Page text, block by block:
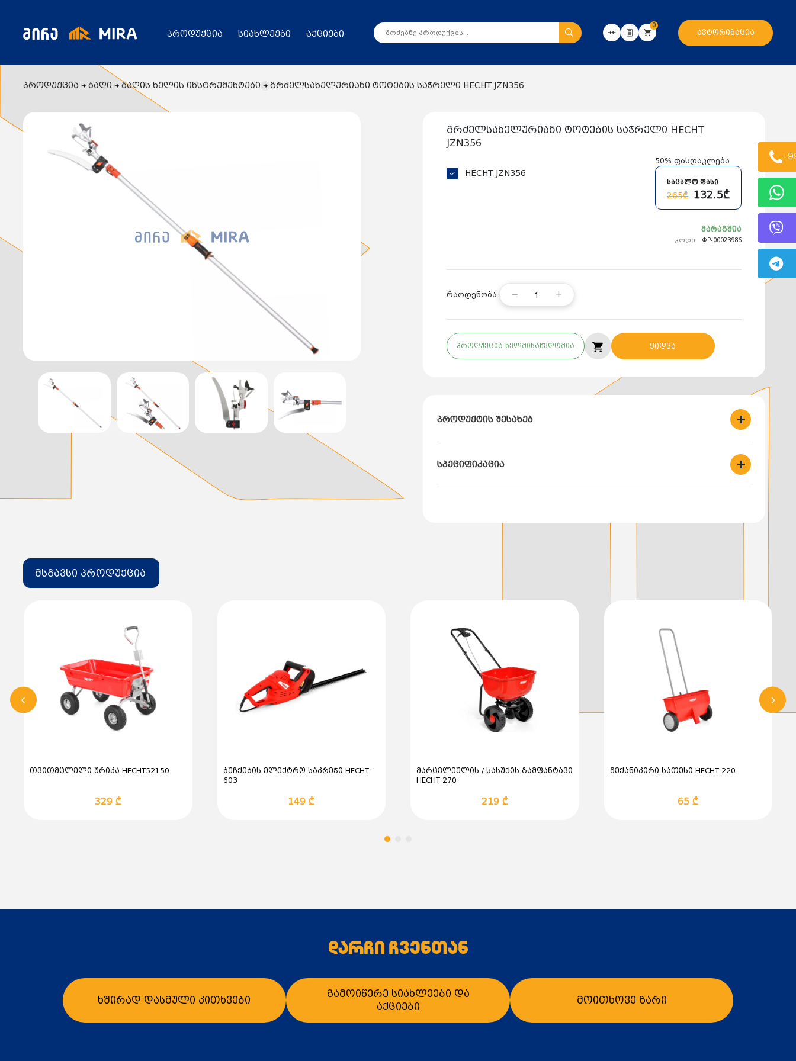
პროდუქცია სიახლეები აქციები
0
ავტორიზაცია
ყველა პროდუქცია
გენერატორი
ცენტრალური გათბობის ქვაბები
აბაზანის საშრობები
რადიატორები
საფართოებელი ავზები
გაზის მილები და მაკომპლექტებლები
გათბობის სისტემის მაკომპლექტებლები
ხელის ინსტრუმენტის აქსესუარები
სამაგრი დეტალები ლითონის
ვენტილაცია
საცურაო აუზები და აქსესუარები
ელექტრო კარადები
ძაბვის რეგულატორი და სათადარიგო ნაწილები
ცხაურები
ელექტრო სამონტაჟო ხელსაწყოები
საკანალიზაციო მილები და ფიტინგები
პროდუქცია ბაღი ბაღის ხელის ინსტრუმენტები გრძელსახელურიანი ტოტების საჭრელი HECHT JZN356
გრძელსახელურიანი ტოტების საჭრელი HECHT
JZN356
50% ფასდაკლება
საცალო ფასი
265₾ 132.5₾
მარაგშია
კოდი: ФР-00023986
HECHT JZN356
რაოდენობა: 1
პროდუქცია ხელმისაწვდომია ყიდვა
პროდუქტის შესახებ
ბრენდი: HECHT
სპეციფიკაცია
მსგავსი პროდუქცია
თვითმცლელი ურიკა HECHT52150
329 ₾
კალათაში დამატება
ბუჩქების ელექტრო საკრეჭი HECHT-
603
149 ₾
კალათაში დამატება
მარცვლეულის / სასუქის გამფანტავი
HECHT 270
219 ₾
კალათაში დამატება
მექანიკირი სათესი HECHT 220
65 ₾
კალათაში დამატება
დარჩი ჩვენთან
ხშირად დასმული კითხვები
გამოიწერე სიახლეები და
აქციები
მოითხოვე ზარი